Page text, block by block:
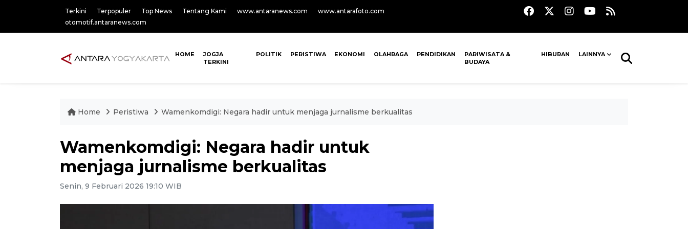
Terkini Terpopuler Top News Tentang Kami www.antaranews.com
www.antarafoto.com
otomotif.antaranews.com
HOME
JOGJA
TERKINI
POLITIK PERISTIWA EKONOMI OLAHRAGA PENDIDIKAN
PARIWISATA &
BUDAYA
HIBURAN LAINNYA
Home Peristiwa Wamenkomdigi: Negara hadir untuk menjaga jurnalisme berkualitas
Wamenkomdigi: Negara hadir untuk
menjaga jurnalisme berkualitas
Senin, 9 Februari 2026 19:10 WIB